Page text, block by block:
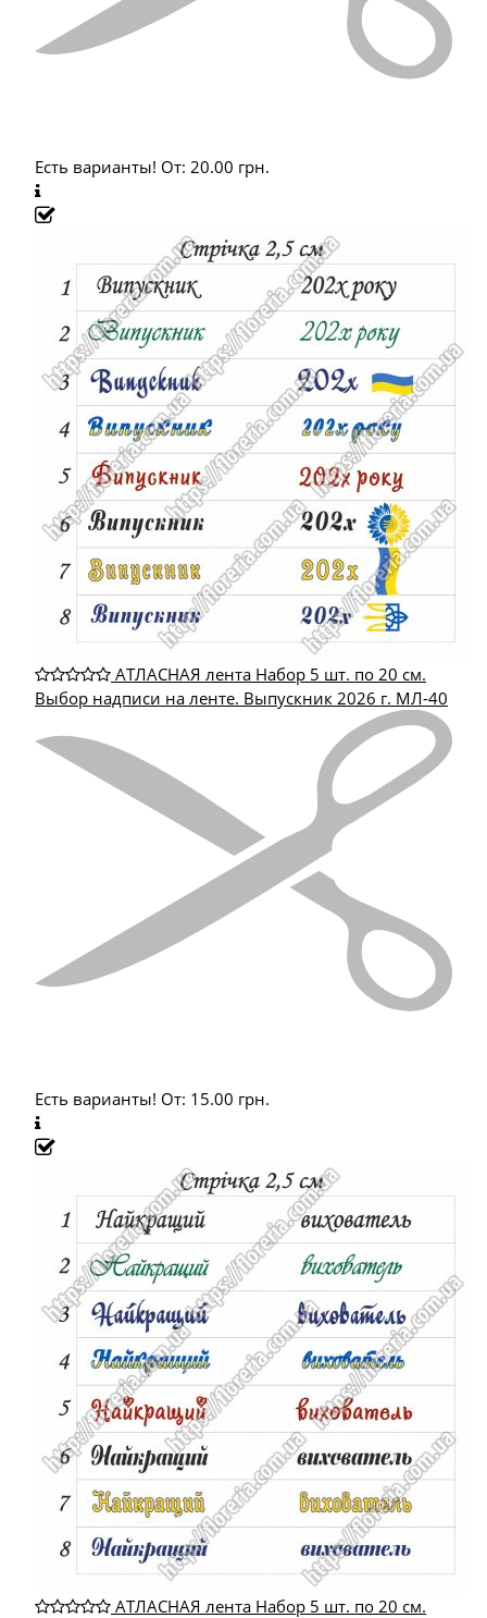
Есть варианты! От: 20.00 грн.
АТЛАСНАЯ лента Набор 5 шт. по 20 см.
Выбор надписи на ленте. Выпускник 2026 г. МЛ-40
Есть варианты! От: 15.00 грн.
АТЛАСНАЯ лента Набор 5 шт. по 20 см.